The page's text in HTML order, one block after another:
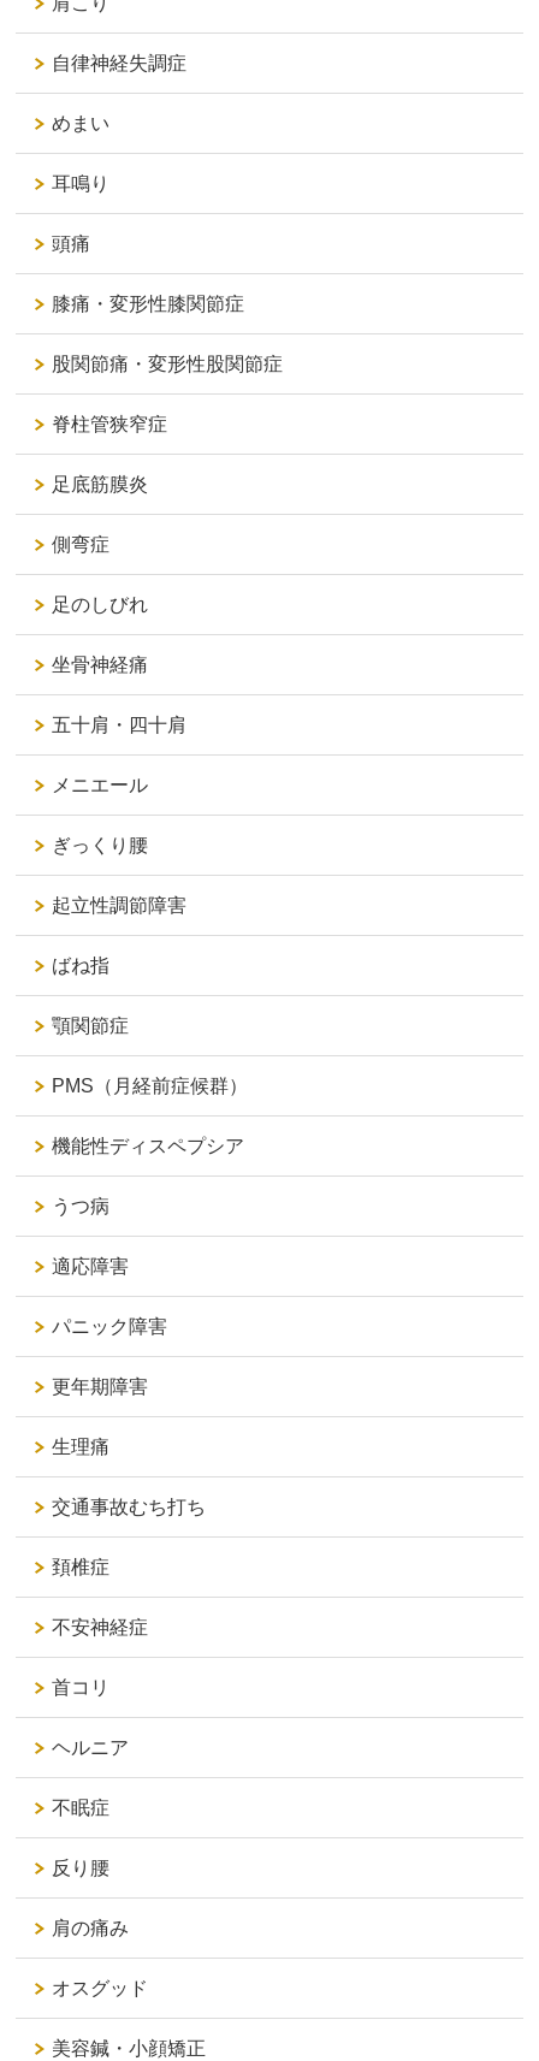
自律神経失調症
めまい
耳鳴り
頭痛
膝痛・変形性膝関節症
股関節痛・変形性股関節症
脊柱管狭窄症
足底筋膜炎
側弯症
足のしびれ
坐骨神経痛
五十肩・四十肩
メニエール
ぎっくり腰
起立性調節障害
ばね指
顎関節症
PMS（月経前症候群）
機能性ディスペプシア
うつ病
適応障害
パニック障害
更年期障害
生理痛
交通事故むち打ち
頚椎症
不安神経症
首コリ
ヘルニア
不眠症
反り腰
肩の痛み
オスグッド
美容鍼・小顔矯正